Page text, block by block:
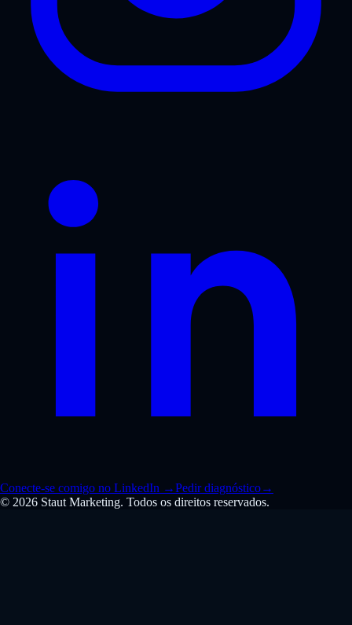
Conecte-se comigo no LinkedIn →Pedir diagnóstico→
© 2026 Staut Marketing. Todos os direitos reservados.